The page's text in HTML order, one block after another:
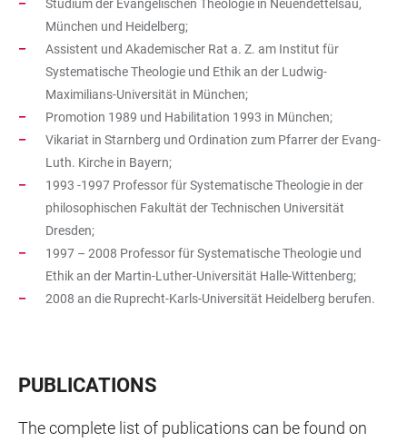
Studium der Evangelischen Theologie in Neuendettelsau,
München und Heidelberg;
Assistent und Akademischer Rat a. Z. am Institut für
Systematische Theologie und Ethik an der Ludwig-
Maximilians-Universität in München;
Promotion 1989 und Habilitation 1993 in München;
Vikariat in Starnberg und Ordination zum Pfarrer der Evang-
Luth. Kirche in Bayern;
1993 -1997 Professor für Systematische Theologie in der
philosophischen Fakultät der Technischen Universität
Dresden;
1997 – 2008 Professor für Systematische Theologie und
Ethik an der Martin-Luther-Universität Halle-Wittenberg;
2008 an die Ruprecht-Karls-Universität Heidelberg berufen.
PUBLICATIONS
The complete list of publications can be found on